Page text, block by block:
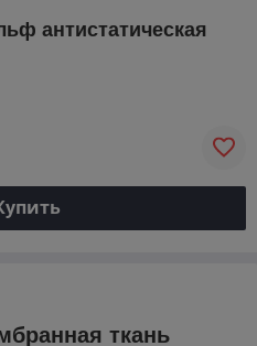
антистатическая
ткань